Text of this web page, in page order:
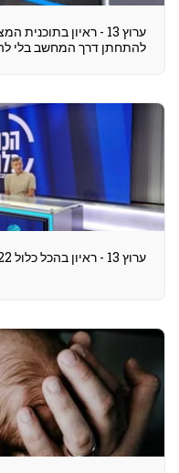
להתחתן דרך המחשב בלי
ערוץ 13 - ראיון בהכל כלול 08.08.22